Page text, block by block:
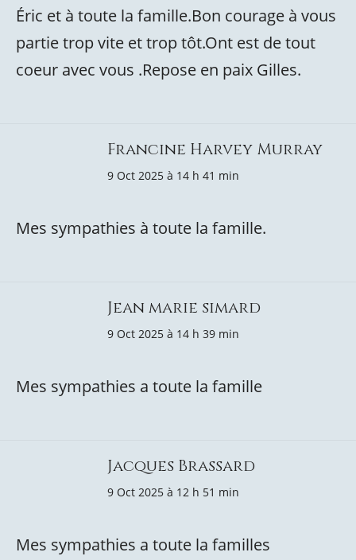
Éric et à toute la famille.Bon courage à vous
partie trop vite et trop tôt.Ont est de tout
coeur avec vous .Repose en paix Gilles.
Francine Harvey Murray
9 Oct 2025 à 14 h 41 min
Mes sympathies à toute la famille.
Jean marie simard
9 Oct 2025 à 14 h 39 min
Mes sympathies a toute la famille
Jacques Brassard
9 Oct 2025 à 12 h 51 min
Mes sympathies a toute la familles